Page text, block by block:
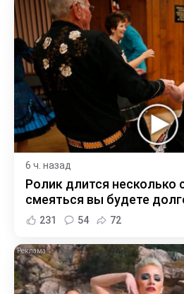
6 ч. назад
Ролик длится несколько
смеяться вы будете
231 54 72